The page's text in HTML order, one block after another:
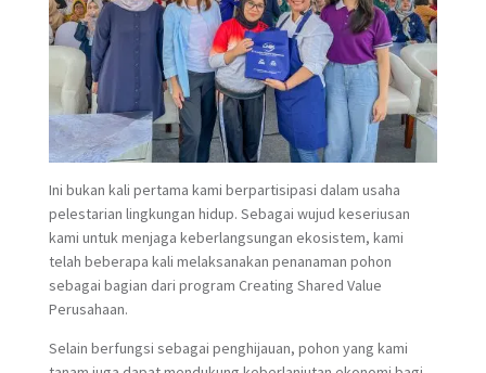
Ini bukan kali pertama kami berpartisipasi dalam usaha
pelestarian lingkungan hidup. Sebagai wujud keseriusan
kami untuk menjaga keberlangsungan ekosistem, kami
telah beberapa kali melaksanakan penanaman pohon
sebagai bagian dari program Creating Shared Value
Perusahaan.
Selain berfungsi sebagai penghijauan, pohon yang kami